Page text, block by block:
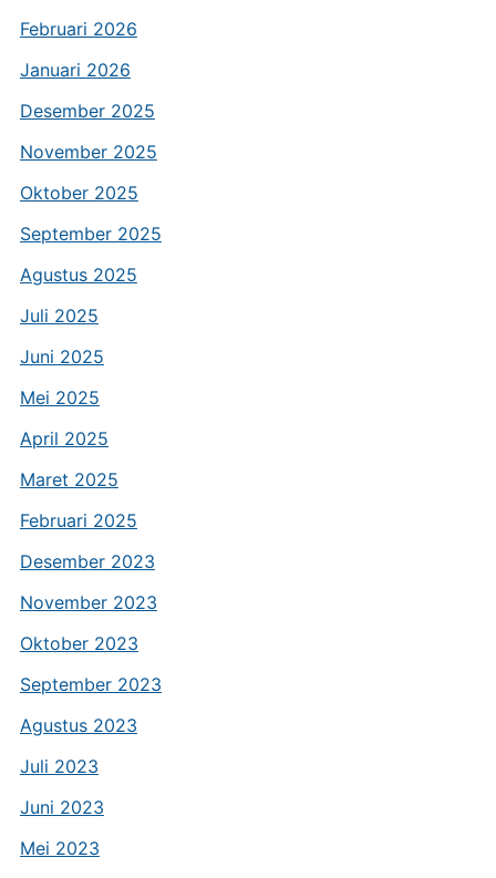
Februari 2026
Januari 2026
Desember 2025
November 2025
Oktober 2025
September 2025
Agustus 2025
Juli 2025
Juni 2025
Mei 2025
April 2025
Maret 2025
Februari 2025
Desember 2023
November 2023
Oktober 2023
September 2023
Agustus 2023
Juli 2023
Juni 2023
Mei 2023